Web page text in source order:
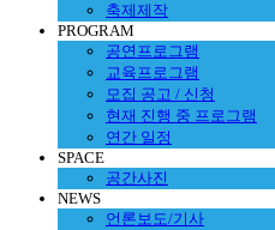
축제제작
PROGRAM
공연프로그램
교육프로그램
모집 공고 / 신청
현재 진행 중 프로그램
연간 일정
SPACE
공간사진
NEWS
언론보도/기사